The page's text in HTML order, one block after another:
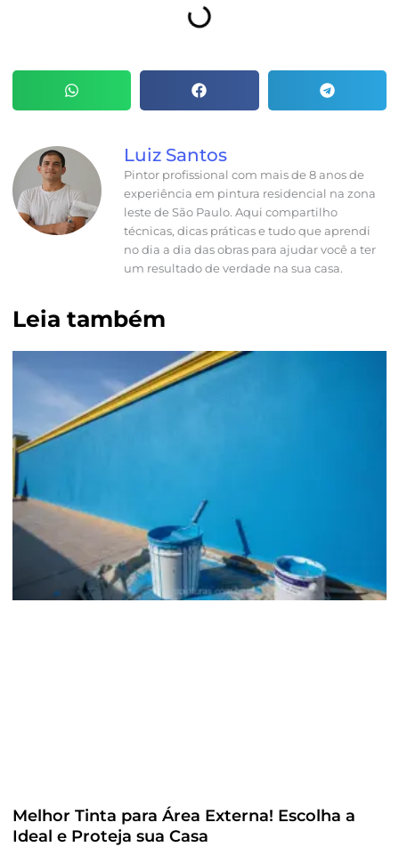
Luiz Santos
Pintor profissional com mais de 8 anos de
experiência em pintura residencial na zona
leste de São Paulo. Aqui compartilho
técnicas, dicas práticas e tudo que aprendi
no dia a dia das obras para ajudar você a ter
um resultado de verdade na sua casa.
Leia também
Melhor Tinta para Área Externa! Escolha a
Ideal e Proteja sua Casa